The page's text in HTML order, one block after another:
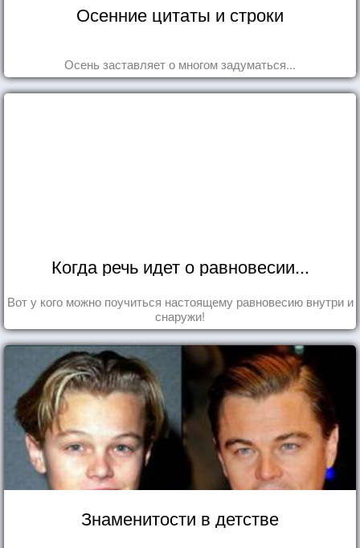
Осенние цитаты и строки
Осень заставляет о многом задуматься...
Когда речь идет о равновесии...
Вот у кого можно поучиться настоящему равновесию внутри и
снаружи!
Знаменитости в детстве